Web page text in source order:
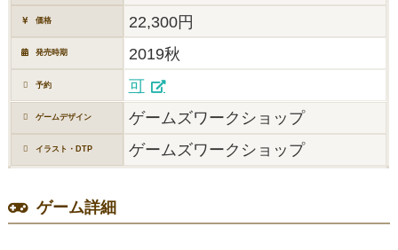
価格 22,300円
発売時期 2019秋
予約 可
ゲームデザイン ゲームズワークショップ
イラスト・DTP ゲームズワークショップ
ゲーム詳細